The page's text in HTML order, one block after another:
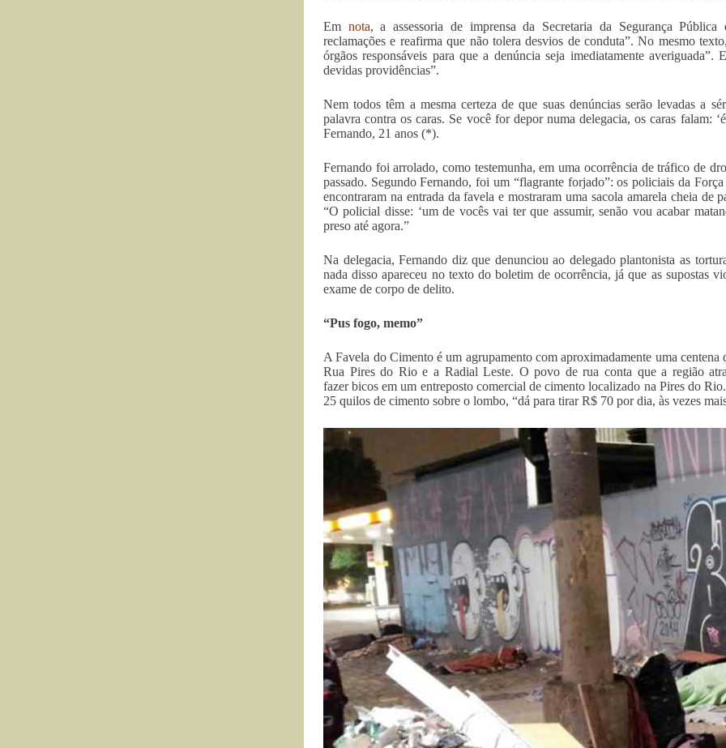
Em nota, a assessoria de imprensa da Secretaria da Segurança
reclamações e reafirma que não tolera desvios de conduta”. No mesmo
órgãos responsáveis para que a denúncia seja imediatamente averiguada”.
devidas providências”.
Nem todos têm a mesma certeza de que suas denúncias serão levadas a
palavra contra os caras. Se você for depor numa delegacia, os caras falam:
Fernando, 21 anos (*).
Fernando foi arrolado, como testemunha, em uma ocorrência de tráfico de
passado. Segundo Fernando, foi um “flagrante forjado”: os policiais da
encontraram na entrada da favela e mostraram uma sacola amarela cheia de
“O policial disse: ‘um de vocês vai ter que assumir, senão vou acabar
preso até agora.”
Na delegacia, Fernando diz que denunciou ao delegado plantonista as
nada disso apareceu no texto do boletim de ocorrência, já que as supostas
exame de corpo de delito.
“Pus fogo, memo”
A Favela do Cimento é um agrupamento com aproximadamente uma centena
Rua Pires do Rio e a Radial Leste. O povo de rua conta que a região
fazer bicos em um entreposto comercial de cimento localizado na Pires do
25 quilos de cimento sobre o lombo, “dá para tirar R$ 70 por dia, às vezes